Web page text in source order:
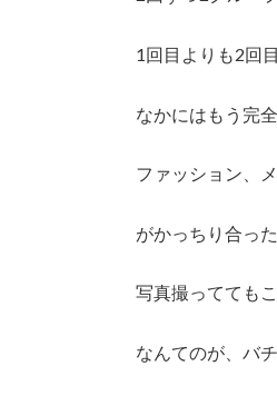
1回目よりも2回
なかにはもう完
ファッション、
がかっちり合った
写真撮ってても
なんてのが、バ